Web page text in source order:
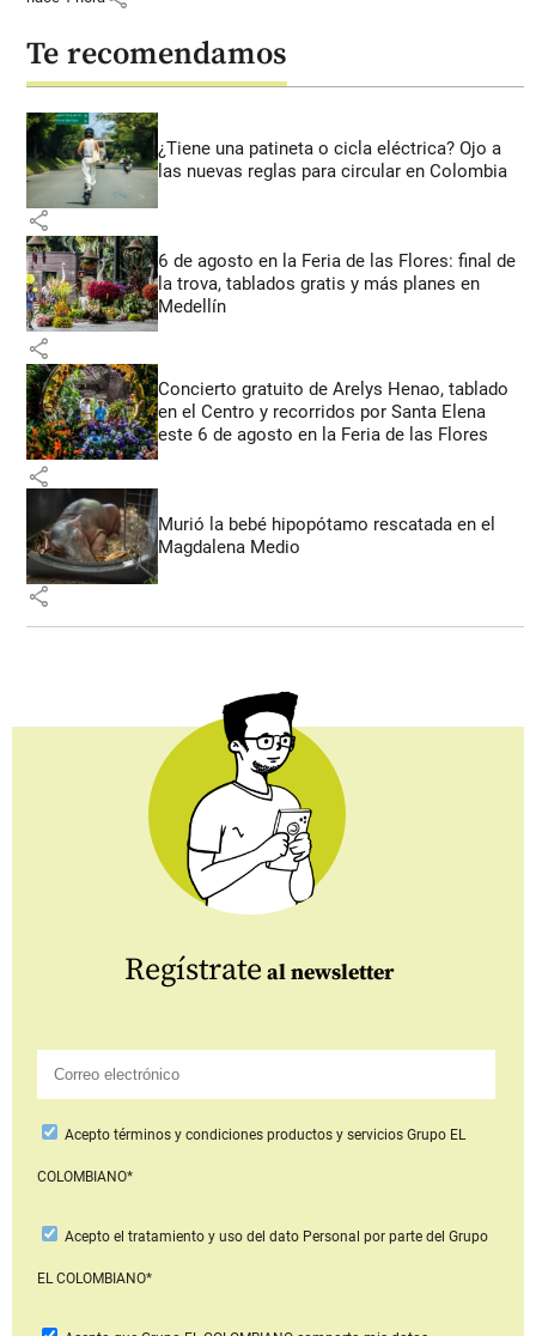
Te recomendamos
¿Tiene una patineta o cicla eléctrica? Ojo a
las nuevas reglas para circular en Colombia
share
6 de agosto en la Feria de las Flores: final de
la trova, tablados gratis y más planes en
Medellín
share
Concierto gratuito de Arelys Henao, tablado
en el Centro y recorridos por Santa Elena
este 6 de agosto en la Feria de las Flores
share
Murió la bebé hipopótamo rescatada en el
Magdalena Medio
share
Regístrate al newsletter
Aceptotérminos y condiciones productos y serviciosGrupo EL
COLOMBIANO*
Acepto el tratamiento y uso del dato Personal por parte del Grupo
EL COLOMBIANO*